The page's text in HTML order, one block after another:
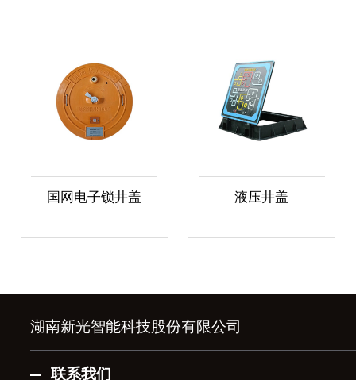
国网电子锁井盖 液压井盖
湖南新光智能科技股份有限公司
联系我们